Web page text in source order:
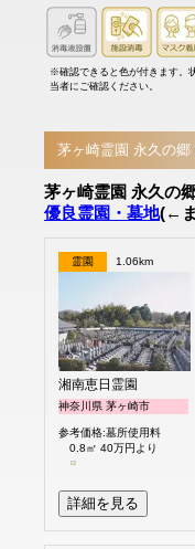
※確認できると色が付きます。
当者にご確認ください。
茅ヶ崎霊園 永久の郷
茅ヶ崎霊園 永久の
優良霊園・墓地(←
霊園 1.06km
湘南恵日霊園
神奈川県 茅ヶ崎市
参考価格:墓所使用料
0.8㎡ 40万円より
詳細を見る